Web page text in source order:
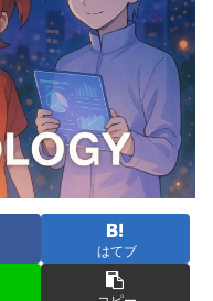
はてブ